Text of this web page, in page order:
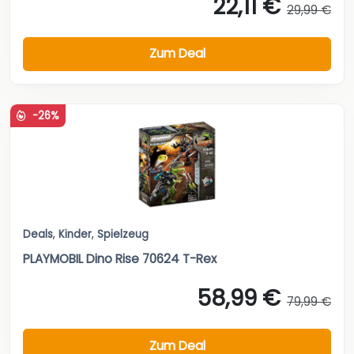
22,11 € 29,99 €
Zum Deal
-26%
Deals, Kinder, Spielzeug
PLAYMOBIL Dino Rise 70624 T-Rex
58,99 € 79,99 €
Zum Deal